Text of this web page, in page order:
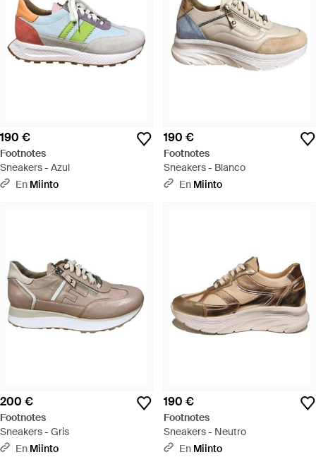
190 €
Footnotes
Sneakers - Azul
En Miinto
190 €
Footnotes
Sneakers - Blanco
En Miinto
200 €
Footnotes
Sneakers - Gris
En Miinto
190 €
Footnotes
Sneakers - Neutro
En Miinto